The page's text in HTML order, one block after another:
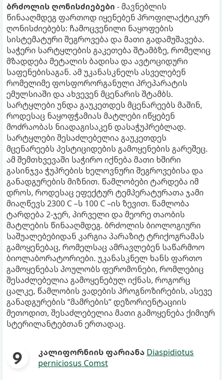
ბრძოლის ღონისძიებები - მავნებლის
წინააღმდეგ ფართოდ იყენებენ პროფილაქტიკურ
ღონისძიებებს: ჩამოცვენილი ნაყოფების
სისტემატური შეგროვება და მათი გადამუშავება.
საჭერი სარტყლების გაკეთება შტამბზე, რომელიც
მზადდება მეტალის ბადისა და ავტოციდური
საფენებისაგან. ამ უკანასკნელს ასველებენ
რომელიმე ფოსფორორგანული პრეპარატის
ემულსიაში და ახვევენ მცენარის შტამბს.
სარტყლები უნდა გაუკეთდეს მცენარეებს მაშინ,
როდესაც ნაყოფჭამიას მატლები იწყებენ
მოძრაობას ნიადაგისაკენ დასაჭუპრებლად.
სარტყლები შესაძლებელია გაუკეთდეს
მცენარეებს პესტიციდების გამოყენების გარეშეც.
ამ შემთხვევაში საჭირო იქნება მათი ხშირი
გასინჯვა ჭუპრების ხელოვნური შეგროვებისა და
განადგურების მიზნით. წამლობები ტარდება იმ
დროს, როდესაც ეფექტურ ტემპერატურათა ჯამი
მიაღწევს 2300 C –ს 100 C –ის ზევით. წამლობა
ტარდება 2-ჯერ, პირველი და მეორე თაობის
მატლების წინააღმდეგ. ბრძოლის ბიოლოგიური
საშუალებებიდან კარგია პარაზიტ ტრიქოგრამას
გამოყენებაც, რომელსაც ამრავლებენ საწარმოო
ბიოლაბორატორიები. უკანასკნელ ხანს ფართო
გამოყენებას პოულობს ფერომონები, რომლებიც
შესაძლებელია გამოყენებულ იქნას, როგორც
ცალკე, წამლობის ვადების პროგნოზირების, ასევე
განადგურების “მამრების” დეზორიენტაციის
მეთოდით, შესაძლებელია მათი გამოყენება ქიმიურ
სტერილანტებთან ერთადაც.
კალიფორნიის ფარიანა Diaspidiotus
perniciosus Comst